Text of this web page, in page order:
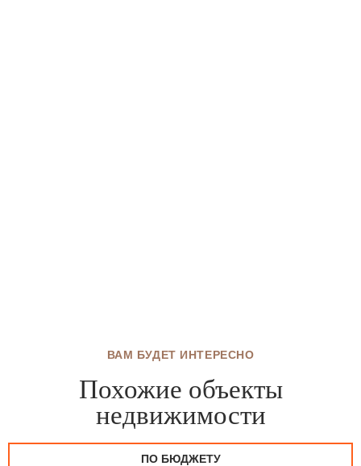
ВАМ БУДЕТ ИНТЕРЕСНО
Похожие объекты
недвижимости
ПО БЮДЖЕТУ